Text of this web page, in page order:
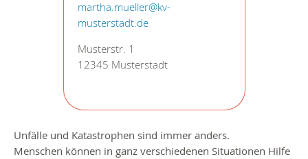
martha.mueller@kv-
musterstadt.de
Musterstr. 1
12345 Musterstadt
Unfälle und Katastrophen sind immer anders.
Menschen können in ganz verschiedenen Situationen Hilfe